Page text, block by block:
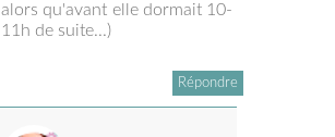
alors qu'avant elle dormait 10-
11h de suite...)
Répondre